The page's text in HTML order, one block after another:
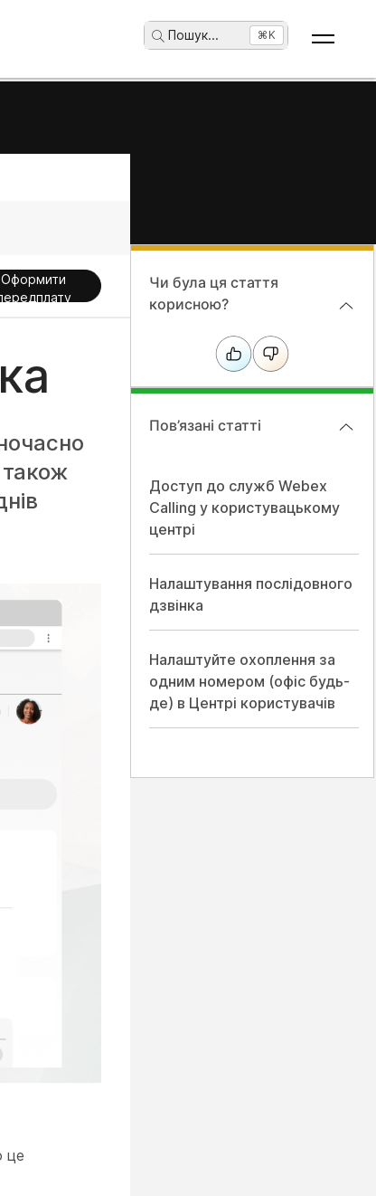
Пошук... ⌘K
Оформити
це
Чи була ця стаття
корисною?
Пов’язані статті
Доступ до служб Webex
Calling у користувацькому
центрі
Налаштування послідовного
дзвінка
Налаштуйте охоплення за
одним номером (офіс будь-
де) в Центрі користувачів